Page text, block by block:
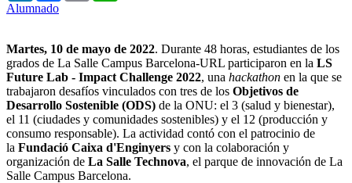
Alumnado
Martes, 10 de mayo de 2022. Durante 48 horas, estudiantes de los
grados de La Salle Campus Barcelona-URL participaron en la LS
Future Lab - Impact Challenge 2022, una hackathon en la que se
trabajaron desafíos vinculados con tres de los Objetivos de
Desarrollo Sostenible (ODS) de la ONU: el 3 (salud y bienestar),
el 11 (ciudades y comunidades sostenibles) y el 12 (producción y
consumo responsable). La actividad contó con el patrocinio de
la Fundació Caixa d'Enginyers y con la colaboración y
organización de La Salle Technova, el parque de innovación de La
Salle Campus Barcelona.